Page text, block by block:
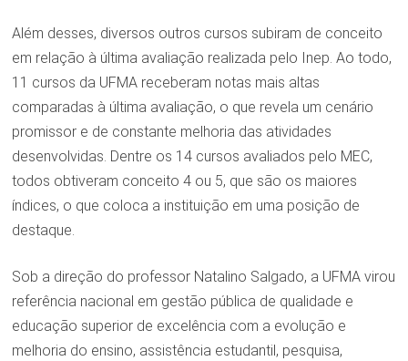
Além desses, diversos outros cursos subiram de conceito
em relação à última avaliação realizada pelo Inep. Ao todo,
11 cursos da UFMA receberam notas mais altas
comparadas à última avaliação, o que revela um cenário
promissor e de constante melhoria das atividades
desenvolvidas. Dentre os 14 cursos avaliados pelo MEC,
todos obtiveram conceito 4 ou 5, que são os maiores
índices, o que coloca a instituição em uma posição de
destaque.
Sob a direção do professor Natalino Salgado, a UFMA virou
referência nacional em gestão pública de qualidade e
educação superior de excelência com a evolução e
melhoria do ensino, assistência estudantil, pesquisa,